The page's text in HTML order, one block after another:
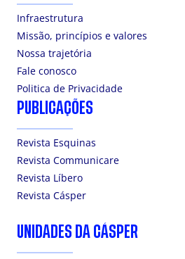
Infraestrutura
Missão, princípios e valores
Nossa trajetória
Fale conosco
Politica de Privacidade
PUBLICAÇÕES
Revista Esquinas
Revista Communicare
Revista Líbero
Revista Cásper
UNIDADES DA CÁSPER